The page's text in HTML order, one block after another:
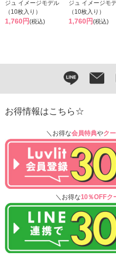
ジュ イメージモデル
（10枚入り）
1,760円(税込)
ジュ イメージモ
（10枚入り）
1,760円(税込)
お得情報はこちら☆
＼お得な会員特典やク
＼お得な10％OFFク